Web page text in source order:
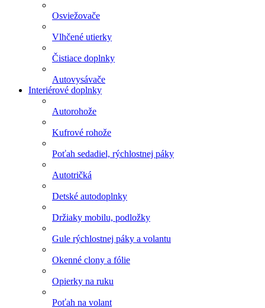
Osviežovače
Vlhčené utierky
Čistiace doplnky
Autovysávače
Interiérové doplnky
Autorohože
Kufrové rohože
Poťah sedadiel, rýchlostnej páky
Autotričká
Detské autodoplnky
Držiaky mobilu, podložky
Gule rýchlostnej páky a volantu
Okenné clony a fólie
Opierky na ruku
Poťah na volant